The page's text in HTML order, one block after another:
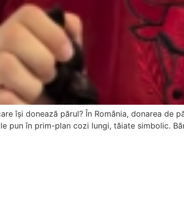
își donează părul? În România, donarea de
pun în prim-plan cozi lungi, tăiate simbolic.